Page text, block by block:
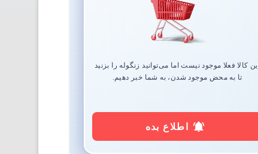
این کالا فعلا موجود نیست اما می‌توانید زنگوله را بزنید
تا به محض موجود شدن، به شما خبر دهیم.
اطلاع بده